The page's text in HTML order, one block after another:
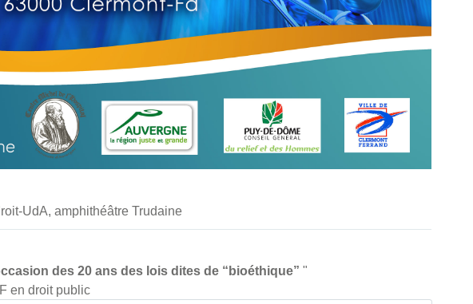
UdA, amphithéâtre Trudaine
des 20 ans des lois dites de “bioéthique” "
en droit public